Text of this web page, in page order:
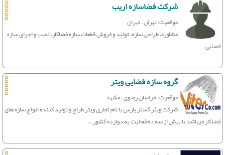
شرکت فضاسازه اریب
موقعیت: تهران ، تهران
مشاوره، طراحی سازه، تولید و فروش قطعات سازه فضاکار، نصب و اجرای سازه
فضایی
گروه سازه فضایی ویتر
موقعیت: خراسان رضوی ، مشهد
شرکت ویثر گستر پارس با نام تجاری ویتر طراح و تولید کننده انواع سازه های
فضاکار میباشد با بیش از سه ده فعالیت به دوازده کشور ...